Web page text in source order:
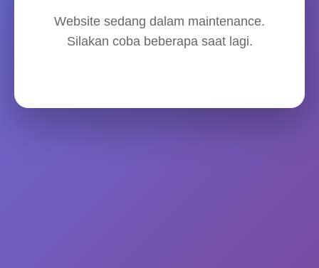
Website sedang dalam maintenance.
Silakan coba beberapa saat lagi.